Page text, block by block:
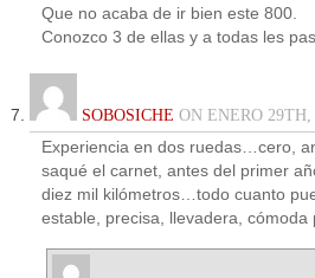
Que no acaba de ir bien este 800.
Conozco 3 de ellas y a todas les
SOBOSICHE ON ENERO 29TH,
Experiencia en dos ruedas…cero,
saqué el carnet, antes del primer
diez mil kilómetros…todo cuanto
estable, precisa, llevadera,